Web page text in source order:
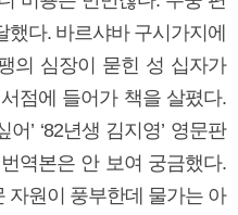
했다. 바르샤바 구시가지에
의 심장이 묻힌 성 십자가
점에 들어가 책을 살폈다.
’ ‘82년생 김지영’ 영문판
역본은 안 보여 궁금했다.
자원이 풍부한데 물가는 아